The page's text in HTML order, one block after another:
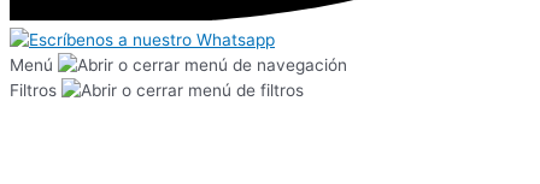
Menú
Filtros